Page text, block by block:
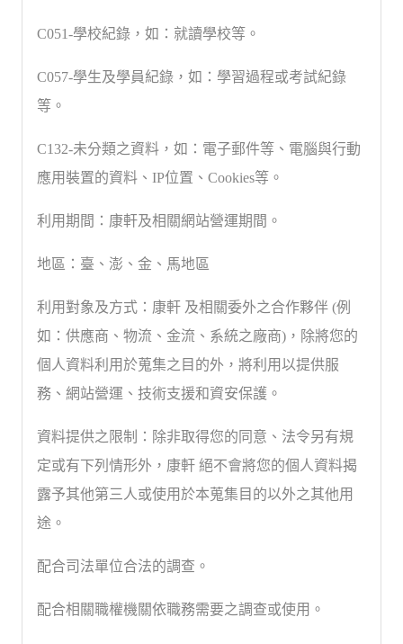
C051-學校紀錄，如：就讀學校等。
C057-學生及學員紀錄，如：學習過程或考試紀錄
等。
C132-未分類之資料，如：電子郵件等、電腦與行動
應用裝置的資料、IP位置、Cookies等。
利用期間：康軒及相關網站營運期間。
地區：臺、澎、金、馬地區
利用對象及方式：康軒 及相關委外之合作夥伴 (例
如：供應商、物流、金流、系統之廠商)，除將您的
個人資料利用於蒐集之目的外，將利用以提供服
務、網站營運、技術支援和資安保護。
資料提供之限制：除非取得您的同意、法令另有規
定或有下列情形外，康軒 絕不會將您的個人資料揭
露予其他第三人或使用於本蒐集目的以外之其他用
途。
配合司法單位合法的調查。
配合相關職權機關依職務需要之調查或使用。